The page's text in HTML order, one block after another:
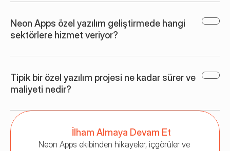
Neon Apps özel yazılım geliştirmede hangi
sektörlere hizmet veriyor?
Tipik bir özel yazılım projesi ne kadar sürer ve
maliyeti nedir?
İlham Almaya Devam Et
Neon Apps ekibinden hikayeler, içgörüler ve